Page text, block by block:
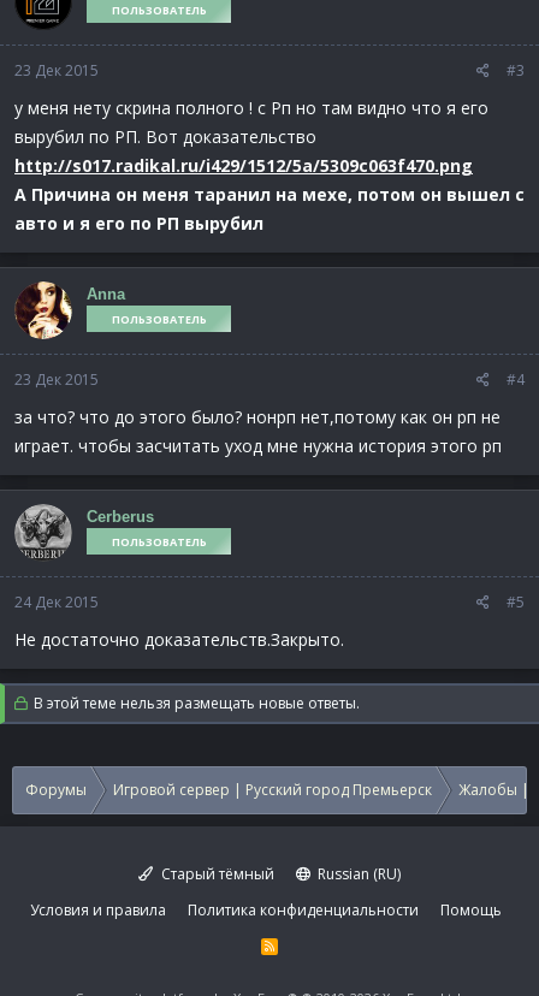
ПОЛЬЗОВАТЕЛЬ
23 Дек 2015 #3
у меня нету скрина полного ! с Рп но там видно что я его
вырубил по РП. Вот доказательство
http://s017.radikal.ru/i429/1512/5a/5309c063f470.png
А Причина он меня таранил на мехе, потом он вышел с
авто и я его по РП вырубил
Anna
ПОЛЬЗОВАТЕЛЬ
23 Дек 2015 #4
за что? что до этого было? нонрп нет,потому как он рп не
играет. чтобы засчитать уход мне нужна история этого рп
Cerberus
ПОЛЬЗОВАТЕЛЬ
24 Дек 2015 #5
Не достаточно доказательств.Закрыто.
В этой теме нельзя размещать новые ответы.
Форумы Игровой сервер | Русский город Премьерск Жалобы |
Старый тёмный
Russian (RU)
Условия и правила
Политика конфиденциальности Помощь
R
S